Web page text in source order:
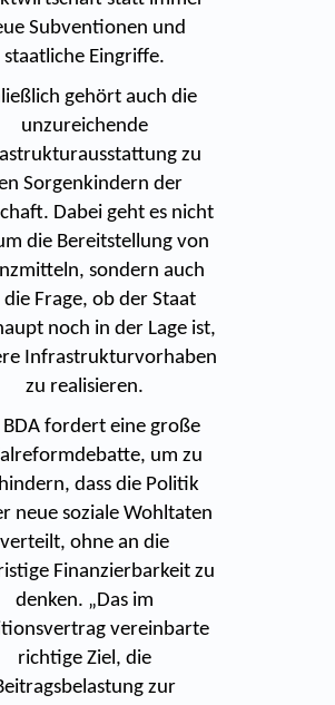
Subventionen und
staatliche Eingriffe.
gehört auch die
unzureichende
zu
Sorgenkindern der
Dabei geht es nicht
die Bereitstellung von
sondern auch
die Frage, ob der Staat
noch in der Lage ist,
Infrastrukturvorhaben
zu realisieren.
BDA fordert eine große
um zu
dass die Politik
neue soziale Wohltaten
verteilt, ohne an die
Finanzierbarkeit zu
denken. „Das im
vereinbarte
richtige Ziel, die
zur